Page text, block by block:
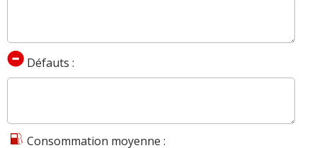
Défauts :
Consommation moyenne :